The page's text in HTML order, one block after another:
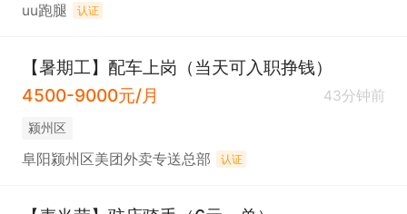
uu跑腿 认证
【暑期工】配车上岗（当天可入职挣钱）
4500-9000元/月
43分钟前
颍州区
阜阳颍州区美团外卖专送总部 认证